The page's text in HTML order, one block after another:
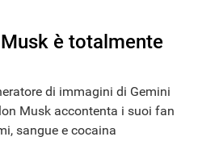
è totalmente
di immagini di Gemini
Musk accontenta i suoi fan
sangue e cocaina